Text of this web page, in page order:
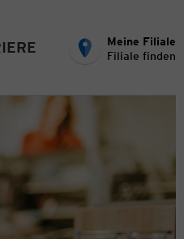
Meine Filiale
Filiale finden